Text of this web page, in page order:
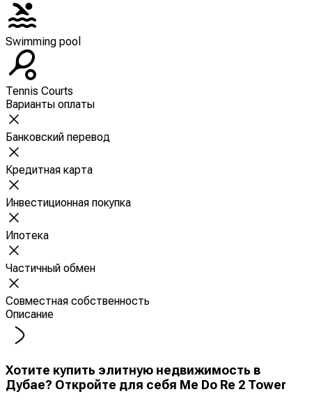
Swimming pool
Tennis Courts
Варианты оплаты
Банковский перевод
Кредитная карта
Инвестиционная покупка
Ипотека
Частичный обмен
Совместная собственность
Описание
Хотите купить элитную недвижимость в
Дубае? Откройте для себя Me Do Re 2 Tower